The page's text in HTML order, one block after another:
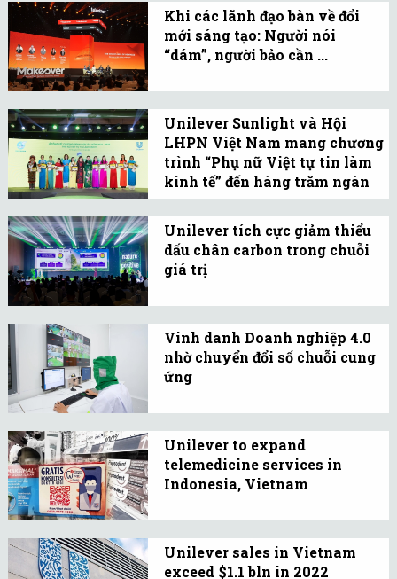
liên quan.
Unilever trong công tác
phát triển bền vững, góp
phần cải thiện điều kiện
vệ sinh, sức khỏe cho
người Việt.
Khi các lãnh đạo bàn về đổi
mới sáng tạo: Người nói
“dám”, người bảo cần ...
mà các nhà lãnh đạo tập
đoàn đúc kết cho một
cuộc đổi mới doanh
nghiệp hiệu quả.
Unilever Sunlight và Hội
LHPN Việt Nam mang chương
trình “Phụ nữ Việt tự tin làm
kinh tế” đến hàng trăm ngàn
phụ nữ nông ...
hiệp Phụ nữ Việt Nam
thực hiện cam kết trong
chương trình hợp tác dài
hạn nhằm thúc đẩy trao
quyền cho phụ nữ.
Unilever tích cực giảm thiểu
dấu chân carbon trong chuỗi
giá trị
thải ròng bằng “0” trong
toàn bộ hoạt động vận
hành nội bộ từ năm 2021.
Vinh danh Doanh nghiệp 4.0
nhờ chuyển đổi số chuỗi cung
ứng
số thành công, tiêu biểu,
có định hướng tương lai
trong việc xây dựng nhà
máy thông minh.
Unilever to expand
telemedicine services in
Indonesia, Vietnam
expanding free
Unilever sales in Vietnam
exceed $1.1 bln in 2022